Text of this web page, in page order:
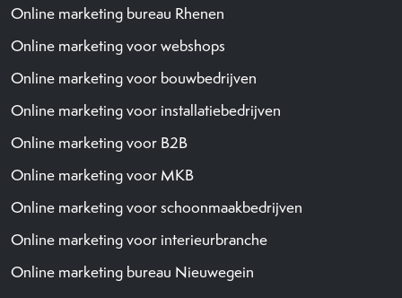
Online marketing bureau Rhenen
Online marketing voor webshops
Online marketing voor bouwbedrijven
Online marketing voor installatiebedrijven
Online marketing voor B2B
Online marketing voor MKB
Online marketing voor schoonmaakbedrijven
Online marketing voor interieurbranche
Online marketing bureau Nieuwegein